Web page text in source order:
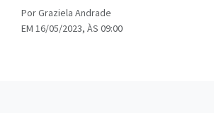
Por Graziela Andrade
EM 16/05/2023, ÀS 09:00